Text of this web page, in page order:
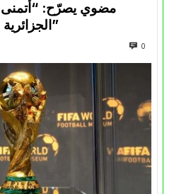
مضوي يصرّح: “أتمنى
الجزائرية في المسابقات القارية”
0